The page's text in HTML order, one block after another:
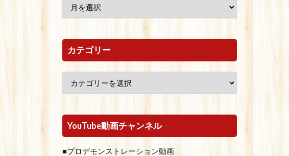
カテゴリー
YouTube動画チャンネル
■プロデモンストレーション動画